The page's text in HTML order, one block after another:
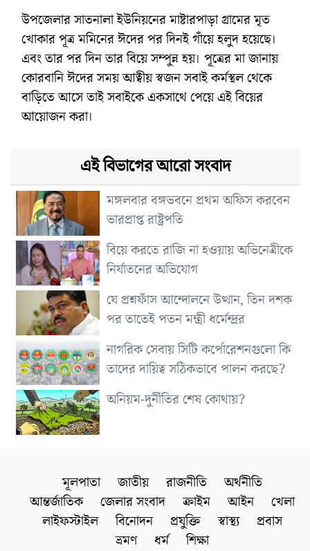
উপজেলার সাতনালা ইউনিয়নের মাষ্টারপাড়া গ্রামের মৃত
খোকার পূত্র মমিনের ঈদের পর দিনই গাঁয়ে হলুদ হয়েছে।
এবং তার পর দিন তার বিয়ে সম্পুন্ন হয়। পূত্রের মা জানায়
কোরবানি ঈদের সময় আত্বীয় স্বজন সবাই কর্মস্থল থেকে
বাড়িতে আসে তাই সবাইকে একসাথে পেয়ে এই বিয়ের
আয়োজন করা।
এই বিভাগের আরো সংবাদ
মঙ্গলবার বঙ্গভবনে প্রথম অফিস করবেন
ভারপ্রাপ্ত রাষ্ট্রপতি
বিয়ে করতে রাজি না হওয়ায় অভিনেত্রীকে
নির্যাতনের অভিযোগ
যে প্রশ্নফাঁস আন্দোলনে উত্থান, তিন দশক
পর তাতেই পতন মন্ত্রী ধর্মেন্দ্রর
নাগরিক সেবায় সিটি কর্পোরেশনগুলো কি
তাদের দায়িত্ব সঠিকভাবে পালন করছে?
অনিয়ম-দুর্নীতির শেষ কোথায়?
মূলপাতা জাতীয় রাজনীতি
অর্থনীতি
আন্তর্জাতিক
জেলার সংবাদ ক্রাইম আইন
খেলা
লাইফস্টাইল
বিনোদন প্রযুক্তি স্বাস্থ্য
প্রবাস
ভ্রমণ
ধর্ম শিক্ষা